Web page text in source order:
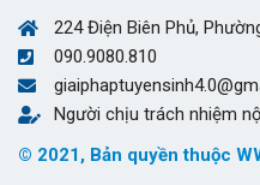
224 Điện Biên Phủ,
090.9080.810
Người chịu trách nhiệm
© 2021, Bản quyền thuộc